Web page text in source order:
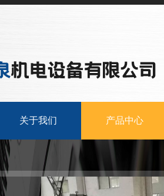
关于我们 产品中心